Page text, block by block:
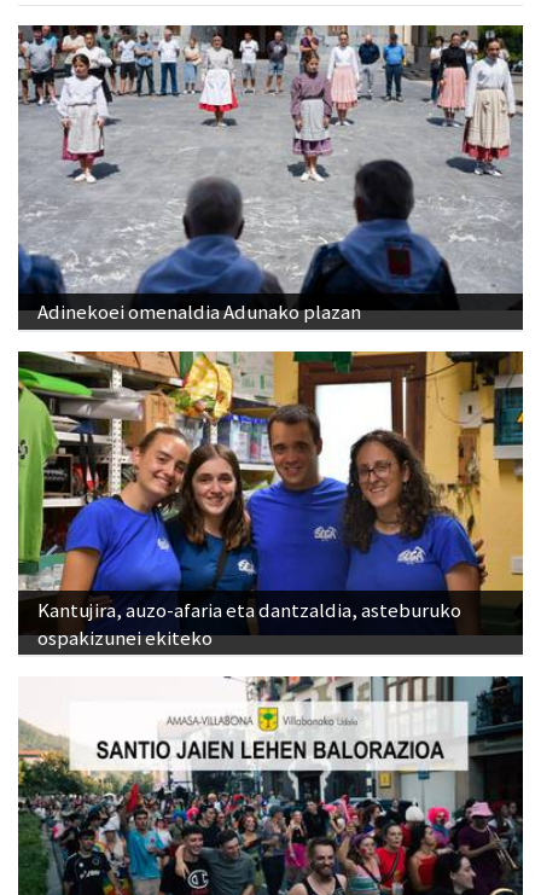
Adinekoei omenaldia Adunako plazan
Kantujira, auzo-afaria eta dantzaldia, asteburuko
ospakizunei ekiteko